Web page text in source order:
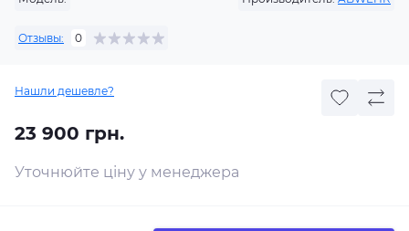
Отзывы: 0
Нашли дешевле?
23 900 грн.
Уточнюйте ціну у менеджера